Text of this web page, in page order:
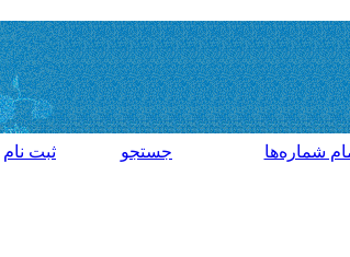
شماره‌ها جستجو ثبت نام